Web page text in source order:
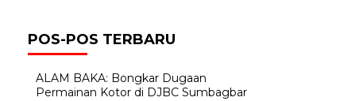
POS-POS TERBARU
ALAM BAKA: Bongkar Dugaan
Permainan Kotor di DJBC Sumbagbar